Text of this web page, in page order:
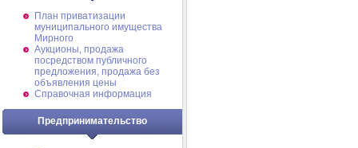
План приватизации
муниципального имущества
Мирного
Аукционы, продажа
посредством публичного
предложения, продажа без
объявления цены
Справочная информация
Предпринимательство